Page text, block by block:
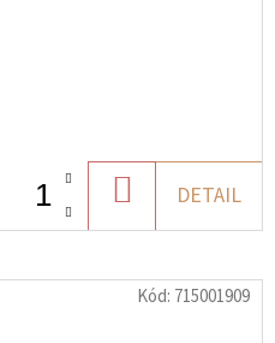
KOŠÍKU
DETAIL
Kód: 715001909